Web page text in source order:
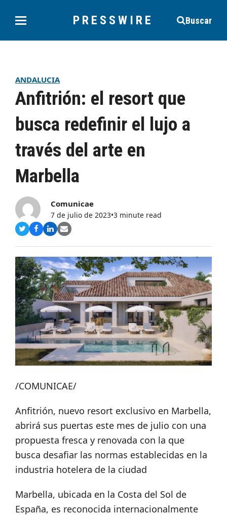
PRESSWIRE Buscar
ANDALUCIA
Anfitrión: el resort que
busca redefinir el lujo a
través del arte en
Marbella
Comunicae
7 de julio de 2023•3 minute read
Compartir
Twitter
Compartir
Facebook
Compartir
LinkedIn
Share
Email
/COMUNICAE/
Anfitrión, nuevo resort exclusivo en Marbella,
abrirá sus puertas este mes de julio con una
propuesta fresca y renovada con la que
busca desafiar las normas establecidas en la
industria hotelera de la ciudad
Marbella, ubicada en la Costa del Sol de
España, es reconocida internacionalmente